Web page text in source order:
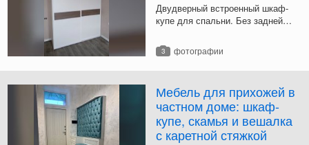
Двудверный встроенный шкаф-
купе для спальни. Без задней
раздвижная система.
3 фотографии
Мебель для прихожей в
частном доме: шкаф-
купе, скамья и вешалка
с каретной стяжкой